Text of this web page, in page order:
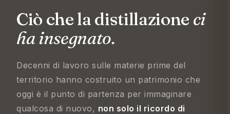
Ciò che la distillazione ci
ha insegnato.
Decenni di lavoro sulle materie prime del
territorio hanno costruito un patrimonio che
oggi è il punto di partenza per immaginare
qualcosa di nuovo, non solo il ricordo di